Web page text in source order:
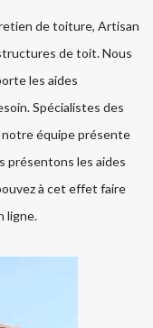
de toiture, Artisan
de toit. Nous
les aides
Spécialistes des
équipe présente
présentons les aides
à cet effet faire
ligne.